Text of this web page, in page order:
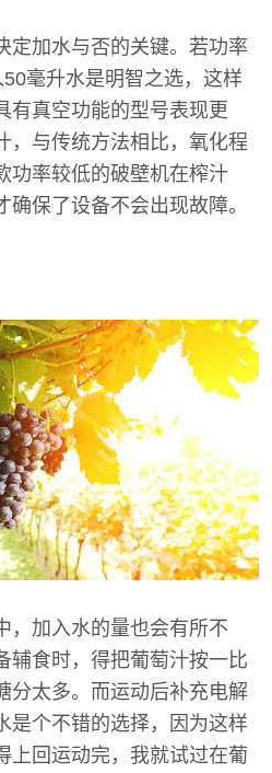
定加水与否的关键。若功率
毫升水是明智之选，这样
有真空功能的型号表现更
，与传统方法相比，氧化程
功率较低的破壁机在榨汁
保了设备不会出现故障。
，加入水的量也会有所不
辅食时，得把葡萄汁按一比
分太多。而运动后补充电解
是个不错的选择，因为这样
上回运动完，我就试过在葡